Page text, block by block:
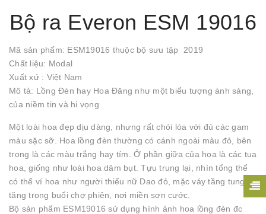
Bộ ra Everon ESM 19016
Mã sản phẩm: ESM19016 thuộc bộ sưu tập 2019
Chất liệu: Modal
Xuất xứ : Việt Nam
Mô tả: Lồng Đèn hay Hoa Đăng như một biểu tượng ánh sáng,
của niềm tin và hi vọng
Một loài hoa đẹp dịu dàng, nhưng rất chói lóa với đủ các gam
màu sặc sỡ. Hoa lồng đèn thường có cánh ngoài màu đỏ, bên
trong là các màu trắng hay tím. Ở phần giữa của hoa là các tua
hoa, giống như loài hoa dâm bụt. Tựu trung lại, nhìn tổng thể
có thể ví hoa như người thiếu nữ Dao đỏ, mặc váy tầng tung
tăng trong buổi chợ phiên, nơi miền sơn cước.
Bộ sản phẩm ESM19016 sử dụng hình ảnh hoa lồng đèn đc